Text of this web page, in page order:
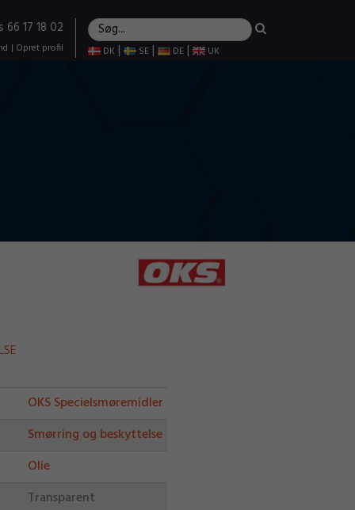
17 18 02
| Opret profil DK | SE | DE | UK
OKS Specielsmøremidler
Smørring og beskyttelse
Olie
Transparent